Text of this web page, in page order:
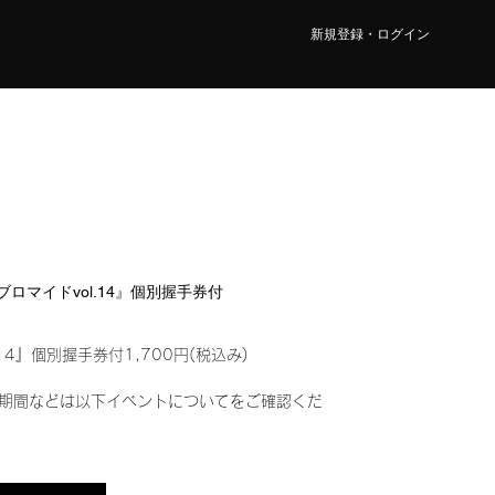
新規登録・ログイン
ロマイドvol.14』個別握手券付
』個別握手券付1,700円(税込み)
間などは以下イベントについてをご確認くだ